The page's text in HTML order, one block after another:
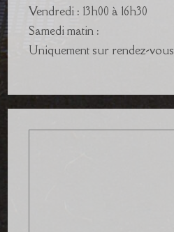
Vendredi : 13h00 à 16h30
Samedi matin :
Uniquement sur rendez-vous